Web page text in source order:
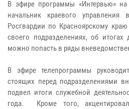
В эфире программы «Интервью»
начальник краевого управления
Росгвардии по Красноярскому краю
своего подразделениях, об
можно попасть в ряды
В эфире телепрограммы
стоящих перед подразделениями
подвел итоги служебной
года. Кроме того,